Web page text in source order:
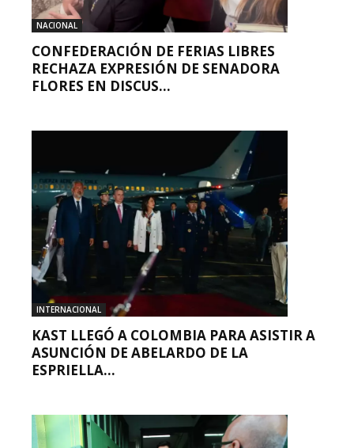
NACIONAL
CONFEDERACIÓN DE FERIAS LIBRES
RECHAZA EXPRESIÓN DE SENADORA
FLORES EN DISCUS...
INTERNACIONAL
KAST LLEGÓ A COLOMBIA PARA ASISTIR A
ASUNCIÓN DE ABELARDO DE LA
ESPRIELLA...